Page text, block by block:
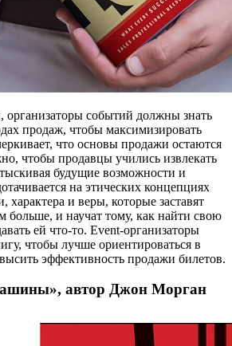
событий должны знать
продаж, чтобы максимизировать
что основы продажи остаются
чтобы продавцы учились извлекать
будущие возможности и
на этических концепциях
характера и веры, которые заставят
больше, и научат тому, как найти свою
ей что-то. Event-организаторы
чтобы лучше ориентироваться в
эффективность продажи билетов.
автор Джон Морган